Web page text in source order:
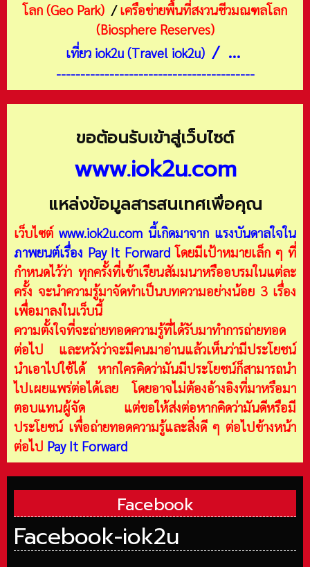
โลก (Geo Park) /เครือข่ายพื้นที่สงวนชีวมณฑลโลก
(Biosphere Reserves)
เที่ยว iok2u (Travel iok2u) / ...
-----------------------------------------
ขอต้อนรับเข้าสู่เว็บไซต์
www.iok2u.com
แหล่งข้อมูลสารสนเทศเพื่อคุณ
เว็บไซต์ www.iok2u.com นี้เกิดมาจาก แรงบันดาลใจใน
ภาพยนต์เรื่อง Pay It Forward โดยมีเป้าหมายเล็ก ๆ ที่
กำหนดไว้ว่า ทุกครั้งที่เข้าเรียนสัมมนาหรืออบรมในแต่ละ
ครั้ง จะนำความรู้มาจัดทำเป็นบทความอย่างน้อย 3 เรื่อง
เพื่อมาลงในเว็บนี้
ความตั้งใจที่จะถ่ายทอดความรู้ที่ได้รับมาทำการถ่ายทอด
ต่อไป และหวังว่าจะมีคนมาอ่านแล้วเห็นว่ามีประโยชน์
นำเอาไปใช้ได้ หากใครคิดว่ามันมีประโยชน์ก็สามารถนำ
ไปเผยแพร่ต่อได้เลย โดยอาจไม่ต้องอ้างอิงที่มาหรือมา
ตอบแทนผู้จัด แต่ขอให้ส่งต่อหากคิดว่ามันดีหรือมี
ประโยชน์ เพื่อถ่ายทอดความรู้และสิ่งดี ๆ ต่อไปข้างหน้า
ต่อไป Pay It Forward
Facebook
Facebook-iok2u